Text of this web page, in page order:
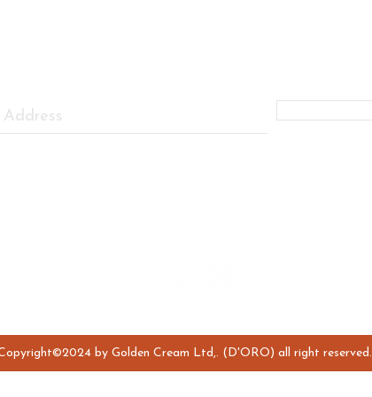
by Golden Cream Ltd,. (D'ORO) all right reserved.